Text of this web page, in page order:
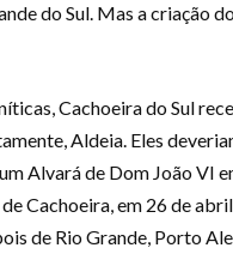
do Sul. Mas a criação
Cachoeira do Sul
Aldeia. Eles
Alvará de Dom João VI
Cachoeira, em 26 de
de Rio Grande, Porto